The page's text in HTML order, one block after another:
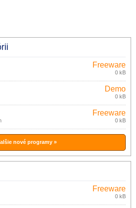
Freeware
0 kB
Demo
0 kB
Freeware
0 kB
nové programy »
Freeware
0 kB